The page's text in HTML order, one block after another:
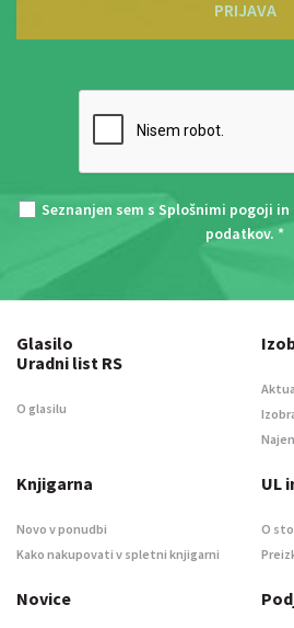
PRIJAVA
Seznanjen sem s Splošnimi pogoji in
podatkov. *
Glasilo
Uradni list RS
O glasilu
Knjigarna
Novo v ponudbi
Kako nakupovati v spletni knjigarni
UL
O
Novice